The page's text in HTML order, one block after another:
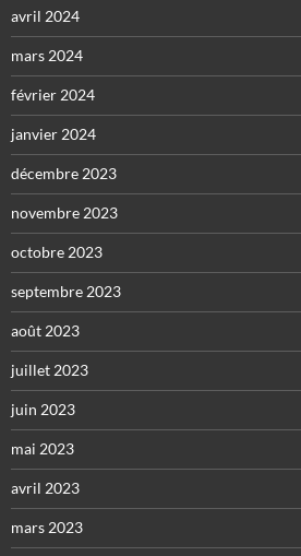
avril 2024
mars 2024
février 2024
janvier 2024
décembre 2023
novembre 2023
octobre 2023
septembre 2023
août 2023
juillet 2023
juin 2023
mai 2023
avril 2023
mars 2023